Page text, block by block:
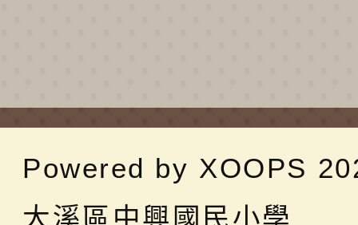
Powered by XOOPS
大溪區中興國民小學